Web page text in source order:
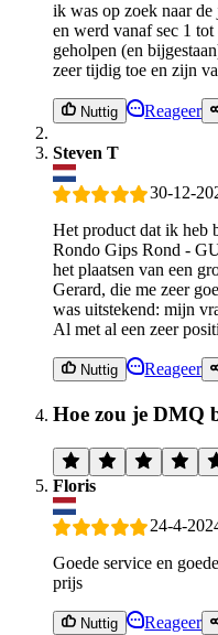
ik was op zoek naar
en werd vanaf sec 1 tot
geholpen (en
zeer tijdig toe en zijn
Nuttig Reageer
Steven T
30-12-
Het product dat ik heb
Rondo Gips Rond -
het plaatsen van een
Gerard, die me zeer
was uitstekend: mijn
Al met al een zeer
Nuttig Reageer
Hoe zou je DMQ
Floris
24-4-
Goede service en
prijs
Nuttig Reageer